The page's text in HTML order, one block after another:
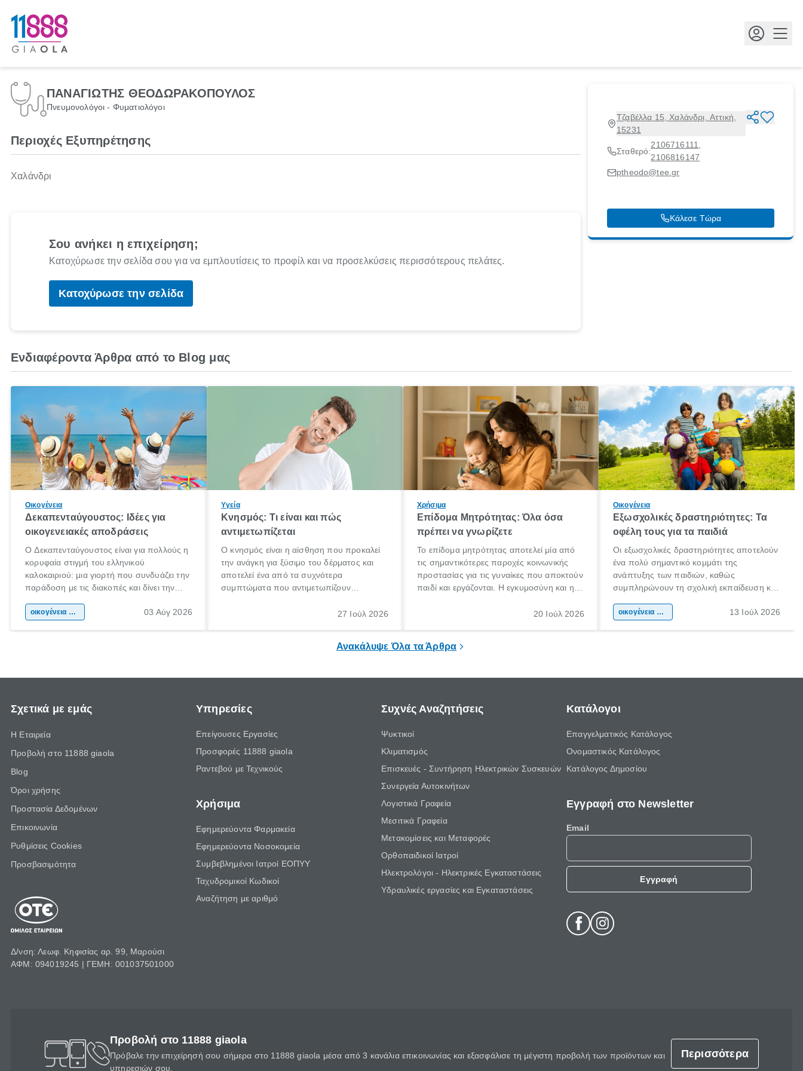
ΠΑΝΑΓΙΩΤΗΣ ΘΕΟΔΩΡΑΚΟΠΟΥΛΟΣ
Πνευμονολόγοι - Φυματιολόγοι
Τζαβέλλα 15, Χαλάνδρι, Αττική,
15231
Σταθερό:
2106716111
2106816147
ptheodo@tee.gr
Κάλεσε Τώρα
Περιοχές Εξυπηρέτησης
Χαλάνδρι
Σου ανήκει η επιχείρηση;
Κατοχύρωσε την σελίδα σου για να εμπλουτίσεις το προφίλ και να προσελκύσεις περισσότερους πελάτες.
Κατοχύρωσε την σελίδα
Ενδιαφέροντα Άρθρα από το Blog μας
Οικογένεια
Δεκαπενταύγουστος: Ιδέες για
οικογενειακές αποδράσεις
Ο Δεκαπενταύγουστος είναι για πολλούς η
κορυφαία στιγμή του ελληνικού
καλοκαιριού: μια γιορτή που συνδυάζει την
παράδοση με τις διακοπές και δίνει την
χώρας. Είτε πρόκειται για λίγες μέρες
οικογένεια & παιδί 03 Αύγ 2026
Υγεία
Κνησμός: Τι είναι και πώς
αντιμετωπίζεται
Ο κνησμός είναι η αίσθηση που προκαλεί
την ανάγκη για ξύσιμο του δέρματος και
αποτελεί ένα από τα συχνότερα
συμπτώματα που αντιμετωπίζουν
πληροφορίες για το «κνησμός τι είναι»,
27 Ιούλ 2026
Χρήσιμα
Επίδομα Μητρότητας: Όλα όσα
πρέπει να γνωρίζετε
Το επίδομα μητρότητας αποτελεί μία από
τις σημαντικότερες παροχές κοινωνικής
προστασίας για τις γυναίκες που αποκτούν
παιδί και εργάζονται. Η εγκυμοσύνη και η
σημαντική περίοδος στη ζωή κάθε20 Ιούλ 2026
Οικογένεια
Εξωσχολικές δραστηριότητες: Τα
οφέλη τους για τα παιδιά
Οι εξωσχολικές δραστηριότητες αποτελούν
ένα πολύ σημαντικό κομμάτι της
ανάπτυξης των παιδιών, καθώς
συμπληρώνουν τη σχολική εκπαίδευση και
της προσωπικότητας, της κοινωνικότητας
οικογένεια & παιδί 13 Ιούλ 2026
Ανακάλυψε Όλα τα Άρθρα
Σχετικά με εμάς
Η Εταιρεία
Προβολή στο 11888 giaola
Blog
Όροι χρήσης
Προστασία Δεδομένων
Επικοινωνία
Ρυθμίσεις Cookies
Προσβασιμότητα
Δ/νση: Λεωφ. Κηφισίας αρ. 99, Μαρούσι
ΑΦΜ: 094019245 | ΓΕΜΗ: 001037501000
Υπηρεσίες
Επείγουσες Εργασίες
Προσφορές 11888 giaola
Ραντεβού με Τεχνικούς
Χρήσιμα
Εφημερεύοντα Φαρμακεία
Εφημερεύοντα Νοσοκομεία
Συμβεβλημένοι Ιατροί ΕΟΠΥΥ
Ταχυδρομικοί Κωδικοί
Αναζήτηση με αριθμό
Συχνές Αναζητήσεις
Ψυκτικοί
Κλιματισμός
Επισκευές - Συντήρηση Ηλεκτρικών Συσκευών
Συνεργεία Αυτοκινήτων
Λογιστικά Γραφεία
Μεσιτικά Γραφεία
Μετακομίσεις και Μεταφορές
Ορθοπαιδικοί Ιατροί
Ηλεκτρολόγοι - Ηλεκτρικές Εγκαταστάσεις
Υδραυλικές εργασίες και Εγκαταστάσεις
Κατάλογοι
Επαγγελματικός Κατάλογος
Ονομαστικός Κατάλογος
Κατάλογος Δημοσίου
Εγγραφή στο Newsletter
Email
Εγγραφή
Προβολή στο 11888 giaola
Πρόβαλε την επιχείρησή σου σήμερα στο 11888 giaola μέσα από 3 κανάλια επικοινωνίας και εξασφάλισε τη μέγιστη προβολή των προϊόντων και
υπηρεσιών σου.
Περισσότερα